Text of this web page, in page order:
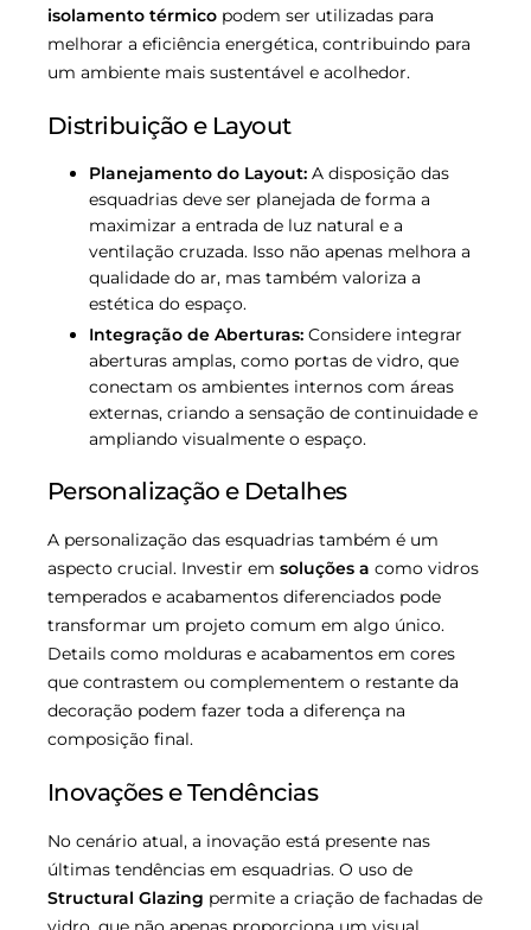
isolamento térmico podem ser utilizadas para
melhorar a eficiência energética, contribuindo para
um ambiente mais sustentável e acolhedor.
Distribuição e Layout
Planejamento do Layout: A disposição das
esquadrias deve ser planejada de forma a
maximizar a entrada de luz natural e a
ventilação cruzada. Isso não apenas melhora a
qualidade do ar, mas também valoriza a
estética do espaço.
Integração de Aberturas: Considere integrar
aberturas amplas, como portas de vidro, que
conectam os ambientes internos com áreas
externas, criando a sensação de continuidade e
ampliando visualmente o espaço.
Personalização e Detalhes
A personalização das esquadrias também é um
aspecto crucial. Investir em soluções a como vidros
temperados e acabamentos diferenciados pode
transformar um projeto comum em algo único.
Details como molduras e acabamentos em cores
que contrastem ou complementem o restante da
decoração podem fazer toda a diferença na
composição final.
Inovações e Tendências
No cenário atual, a inovação está presente nas
últimas tendências em esquadrias. O uso de
Structural Glazing permite a criação de fachadas de